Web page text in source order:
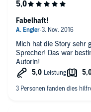
Mich hat die Story sehr
Sprecher! Das war
Autorin!
Fabelhaft!